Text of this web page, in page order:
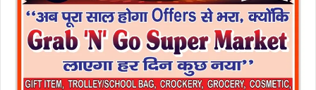
m
a
i